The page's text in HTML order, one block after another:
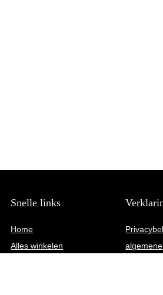
Snelle links
Home
Alles winkelen